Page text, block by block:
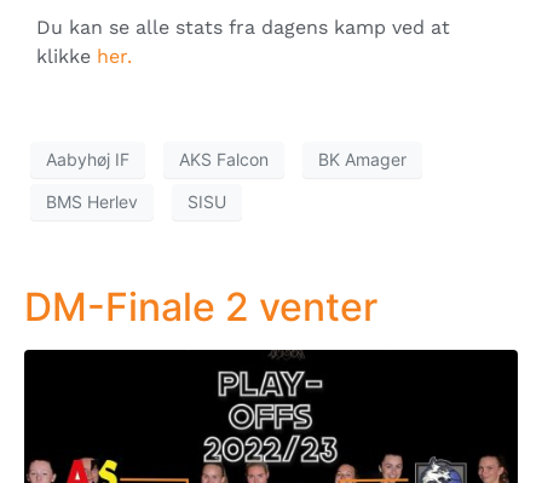
Du kan se alle stats fra dagens kamp ved at
klikke her.
Aabyhøj IF AKS Falcon BK Amager
BMS Herlev SISU
DM-Finale 2 venter